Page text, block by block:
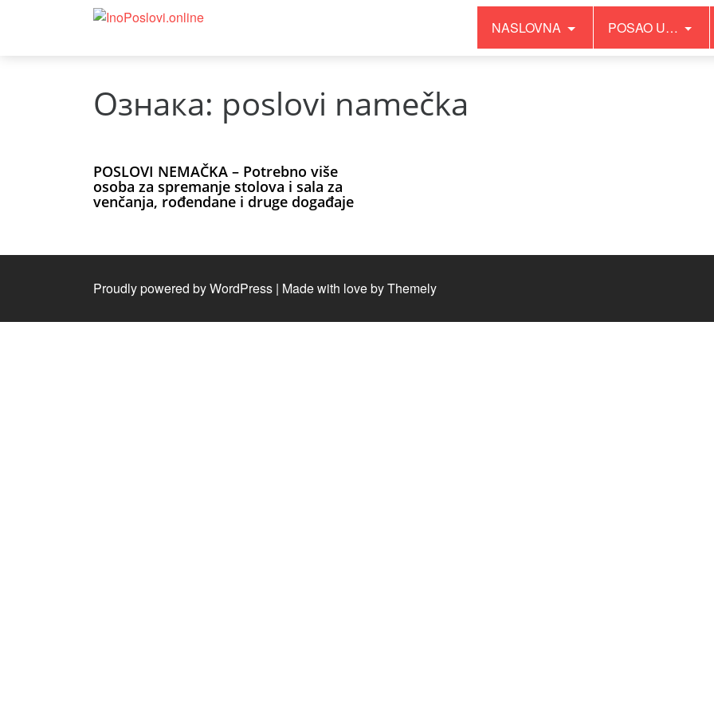
NASLOVNA POSAO U…
Ознака: poslovi namečka
POSLOVI NEMAČKA – Potrebno više
osoba za spremanje stolova i sala za
venčanja, rođendane i druge događaje
Proudly powered by WordPress | Made with love byThemely